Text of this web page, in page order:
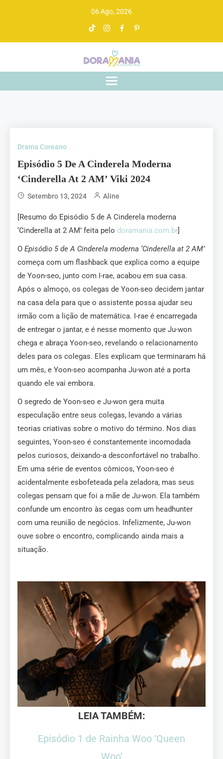
06 Ago, 2026
Doramania
De drama asiático a gente entende
Drama Coreano
Episódio 5 De A Cinderela Moderna
‘Cinderella At 2 AM’ Viki 2024
Setembro 13, 2024 Aline
[Resumo do Episódio 5 de A Cinderela moderna
‘Cinderella at 2 AM’ feita pelo doramania.com.br]
O Episódio 5 de A Cinderela moderna ‘Cinderella at 2 AM’
começa com um flashback que explica como a equipe
de Yoon-seo, junto com I-rae, acabou em sua casa.
Após o almoço, os colegas de Yoon-seo decidem jantar
na casa dela para que o assistente possa ajudar seu
irmão com a lição de matemática. I-rae é encarregada
de entregar o jantar, e é nesse momento que Ju-won
chega e abraça Yoon-seo, revelando o relacionamento
deles para os colegas. Eles explicam que terminaram há
um mês, e Yoon-seo acompanha Ju-won até a porta
quando ele vai embora.
O segredo de Yoon-seo e Ju-won gera muita
especulação entre seus colegas, levando a várias
teorias criativas sobre o motivo do término. Nos dias
seguintes, Yoon-seo é constantemente incomodada
pelos curiosos, deixando-a desconfortável no trabalho.
Em uma série de eventos cômicos, Yoon-seo é
acidentalmente esbofeteada pela zeladora, mas seus
colegas pensam que foi a mãe de Ju-won. Ela também
confunde um encontro às cegas com um headhunter
com uma reunião de negócios. Infelizmente, Ju-won
ouve sobre o encontro, complicando ainda mais a
situação.
LEIA TAMBÉM:
Episódio 1 de Rainha Woo ‘Queen
Woo’